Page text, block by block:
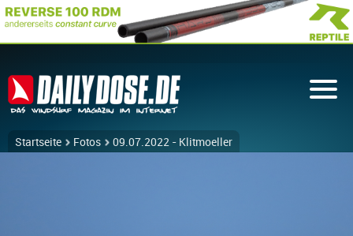
Startseite Fotos 09.07.2022 - Klitmoeller